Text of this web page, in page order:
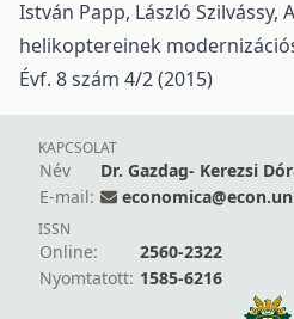
István Papp, László Szilvássy,
helikoptereinek
Évf. 8 szám 4/2 (2015)
KAPCSOLAT
Név
Dr. Gazdag- Kerezsi
E-mail:
ISSN
Online:
2560-2322
Nyomtatott: 1585-6216